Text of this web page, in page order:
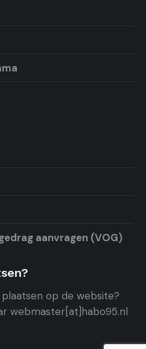
aanvragen (VOG)
op de website?
webmaster[at]habo95.nl